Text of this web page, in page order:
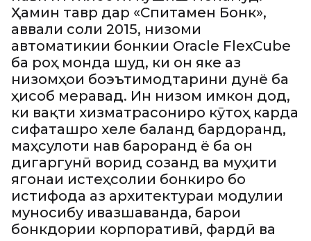
Ҳамин тавр дар «Спитамен Бонк»,
аввали соли 2015, низоми
автоматикии бонкии Oracle FlexCube
ба роҳ монда шуд, ки он яке аз
низомҳои боэътимодтарини дунё ба
ҳисоб меравад. Ин низом имкон дод,
ки вақти хизматрасониро кӯтоҳ карда
сифаташро хеле баланд бардоранд,
маҳсулоти нав бароранд ё ба он
дигаргунӣ ворид созанд ва муҳити
ягонаи истеҳсолии бонкиро бо
истифода аз архитектураи модулии
муносибу ивазшаванда, барои
бонкдории корпоративӣ, фардӣ ва